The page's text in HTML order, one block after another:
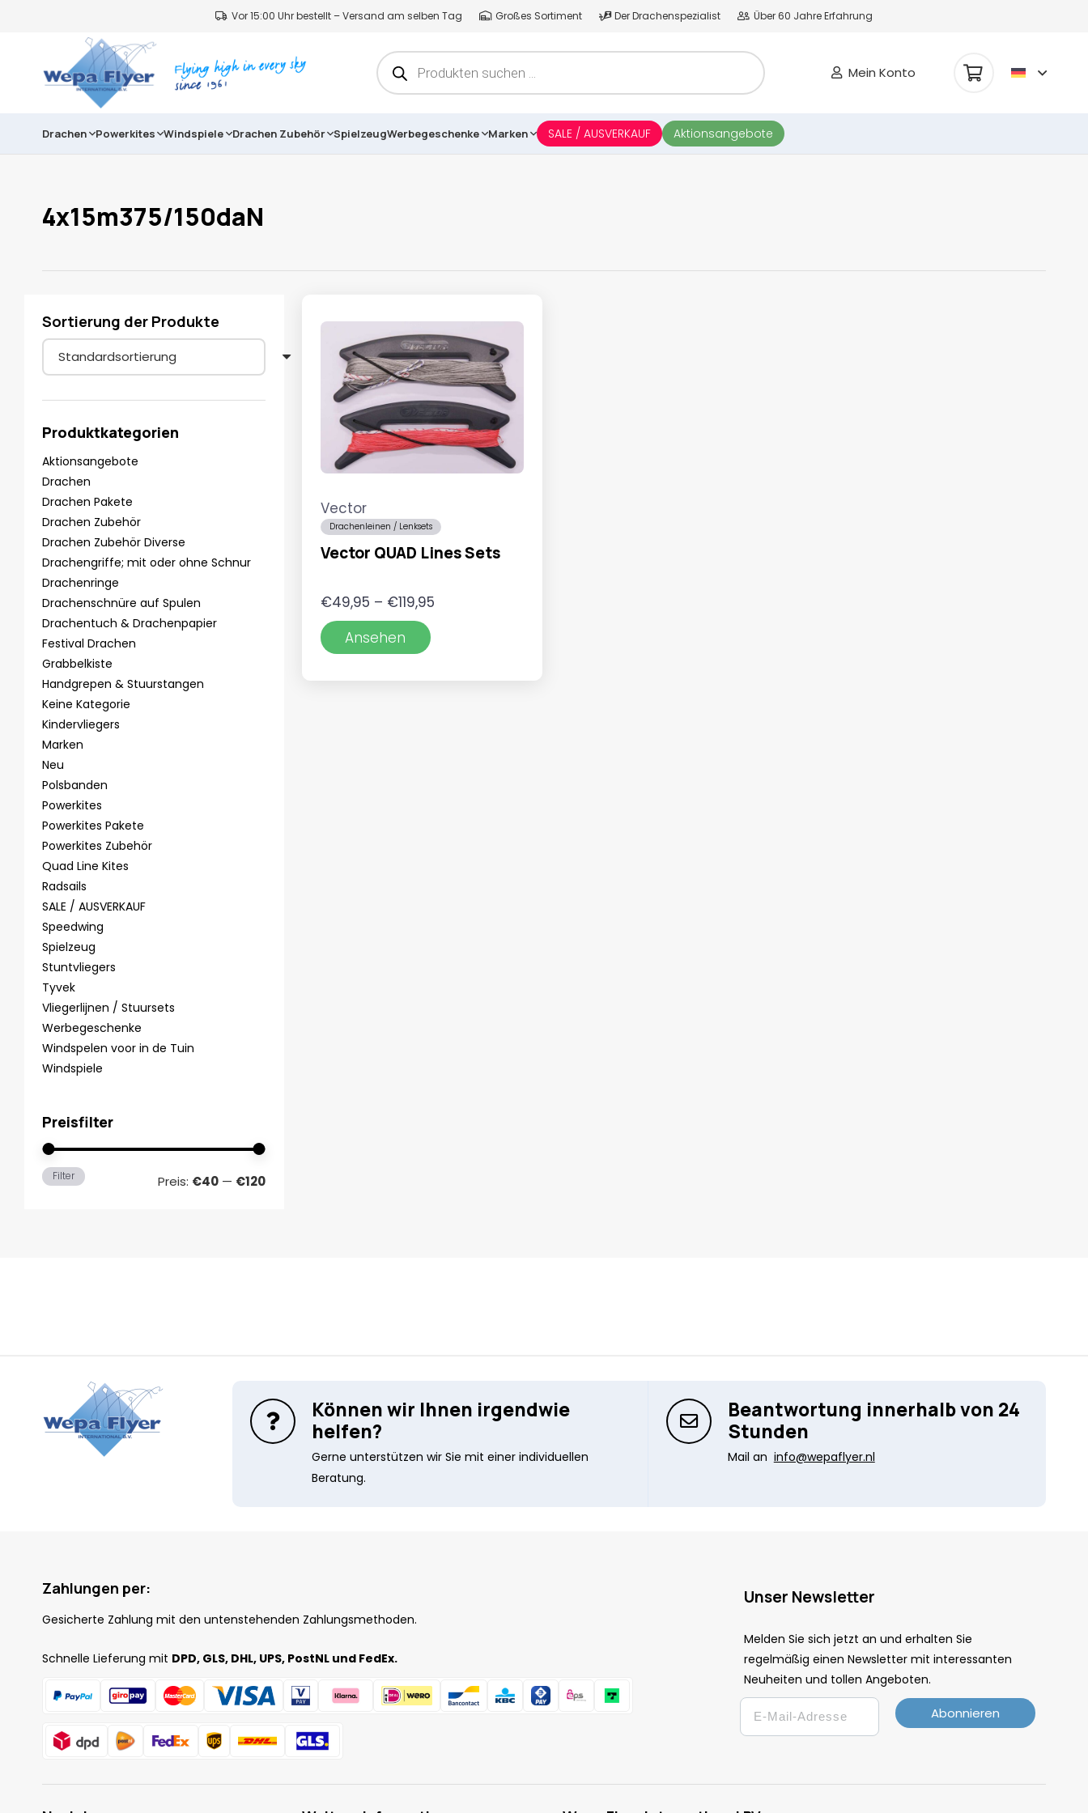
Vor 15:00 Uhr bestellt – Versand am selben Tag Großes Sortiment Der Drachenspezialist Über 60 Jahre Erfahrung
Products
search Mein Konto
Drachen Powerkites Windspiele Drachen Zubehör SpielzeugWerbegeschenke Marken SALE / AUSVERKAUF Aktionsangebote
4x15m375/150daN
Sortierung der Produkte
Produktkategorien
Aktionsangebote
Drachen
Drachen Pakete
Drachen Zubehör
Drachen Zubehör Diverse
Drachengriffe; mit oder ohne Schnur
Drachenringe
Drachenschnüre auf Spulen
Drachentuch & Drachenpapier
Festival Drachen
Grabbelkiste
Handgrepen & Stuurstangen
Keine Kategorie
Kindervliegers
Marken
Neu
Polsbanden
Powerkites
Powerkites Pakete
Powerkites Zubehör
Quad Line Kites
Radsails
SALE / AUSVERKAUF
Speedwing
Spielzeug
Stuntvliegers
Tyvek
Vliegerlijnen / Stuursets
Werbegeschenke
Windspelen voor in de Tuin
Windspiele
Preisfilter
Min.
Max.
Filter Preis: €40 — €120
Vector
Drachenleinen / Lenksets
Vector QUAD Lines Sets
€49,95 – €119,95Preisspanne:
Ansehen
Können wir Ihnen irgendwie
helfen?
Gerne unterstützen wir Sie mit einer individuellen
Beratung.
Beantwortung innerhalb von 24
Stunden
Mail an info@wepaflyer.nl
Zahlungen per:
Gesicherte Zahlung mit den untenstehenden Zahlungsmethoden.
Schnelle Lieferung mit DPD, GLS, DHL, UPS, PostNL und FedEx.
Unser Newsletter
Melden Sie sich jetzt an und erhalten Sie
regelmäßig einen Newsletter mit interessanten
Neuheiten und tollen Angeboten.
Email
Abonnieren